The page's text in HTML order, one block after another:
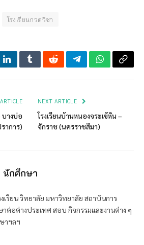
โรงเรียนกวดวิชา
LinkedInTumblrRedditTelegramWhatsApp
Copy
บางบ่อ
าการ)
NEXT ARTICLE
โรงเรียนบ้านหนองจระเข้หิน –
จักราช (นครราชสีมา)
นักศึกษา
งเรียน วิทยาลัย มหาวิทยาลัย สถาบันการ
ต่อต่างประเทศ สอบ กิจกรรมและงานต่าง ๆ
าฯลฯ